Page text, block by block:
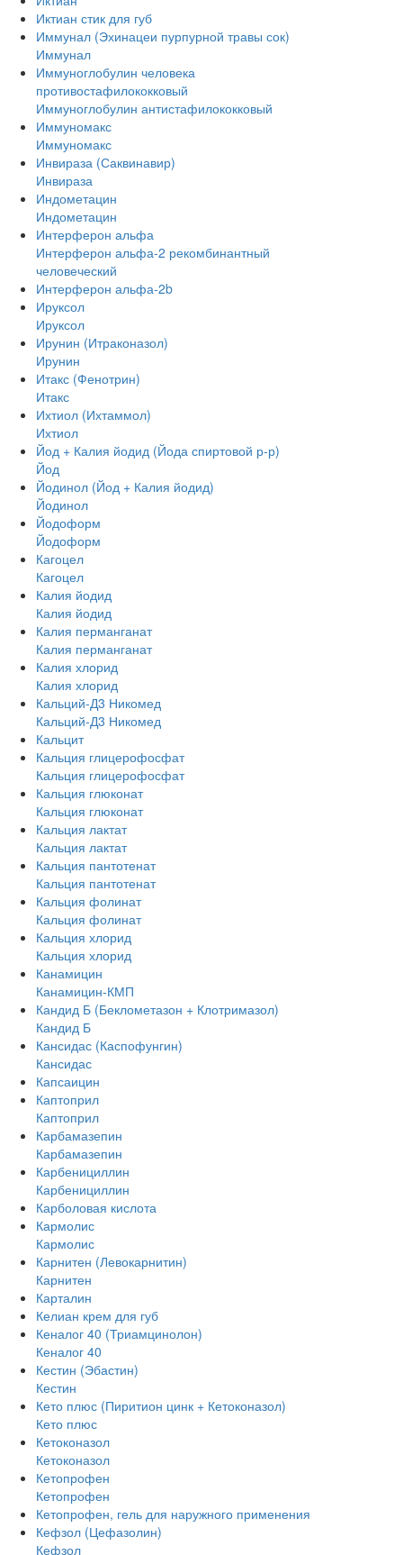
Иктиан стик для губ
Иммунал (Эхинацеи пурпурной травы сок)
Иммунал
Иммуноглобулин человека
противостафилококковый
Иммуноглобулин антистафилококковый
Иммуномакс
Иммуномакс
Инвираза (Саквинавир)
Инвираза
Индометацин
Индометацин
Интерферон альфа
Интерферон альфа-2 рекомбинантный
человеческий
Интерферон альфа-2b
Ируксол
Ируксол
Ирунин (Итраконазол)
Ирунин
Итакс (Фенотрин)
Итакс
Ихтиол (Ихтаммол)
Ихтиол
Йод + Калия йодид (Йода спиртовой р-р)
Йод
Йодинол (Йод + Калия йодид)
Йодинол
Йодоформ
Йодоформ
Кагоцел
Кагоцел
Калия йодид
Калия йодид
Калия перманганат
Калия перманганат
Калия хлорид
Калия хлорид
Кальций-Д3 Никомед
Кальций-Д3 Никомед
Кальцит
Кальция глицерофосфат
Кальция глицерофосфат
Кальция глюконат
Кальция глюконат
Кальция лактат
Кальция лактат
Кальция пантотенат
Кальция пантотенат
Кальция фолинат
Кальция фолинат
Кальция хлорид
Кальция хлорид
Канамицин
Канамицин-КМП
Кандид Б (Беклометазон + Клотримазол)
Кандид Б
Кансидас (Каспофунгин)
Кансидас
Капсаицин
Каптоприл
Каптоприл
Карбамазепин
Карбамазепин
Карбенициллин
Карбенициллин
Карболовая кислота
Кармолис
Кармолис
Карнитен (Левокарнитин)
Карнитен
Карталин
Келиан крем для губ
Кеналог 40 (Триамцинолон)
Кеналог 40
Кестин (Эбастин)
Кестин
Кето плюс (Пиритион цинк + Кетоконазол)
Кето плюс
Кетоконазол
Кетоконазол
Кетопрофен
Кетопрофен
Кетопрофен, гель для наружного применения
Кефзол (Цефазолин)
Кефзол